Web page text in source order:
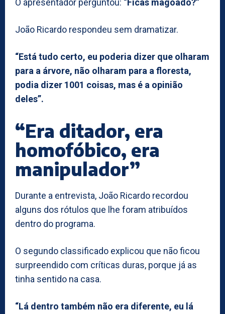
O apresentador perguntou: “Ficas magoado?”
João Ricardo respondeu sem dramatizar.
“Está tudo certo, eu poderia dizer que olharam
para a árvore, não olharam para a floresta,
podia dizer 1001 coisas, mas é a opinião
deles”.
“Era ditador, era
homofóbico, era
manipulador”
Durante a entrevista, João Ricardo recordou
alguns dos rótulos que lhe foram atribuídos
dentro do programa.
O segundo classificado explicou que não ficou
surpreendido com críticas duras, porque já as
tinha sentido na casa.
“Lá dentro também não era diferente, eu lá